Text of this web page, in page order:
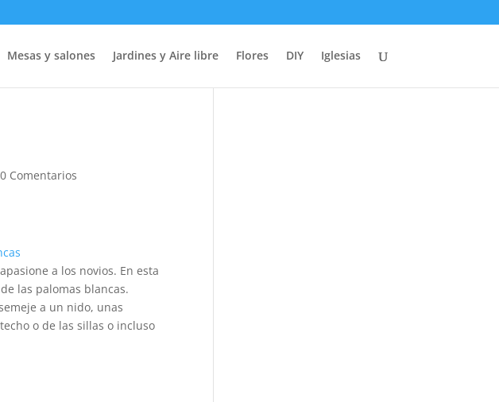
Mesas y salones Jardines y Aire libre Flores DIY Iglesias
0 Comentarios
a los novios. En esta
las palomas blancas.
a un nido, unas
o de las sillas o incluso